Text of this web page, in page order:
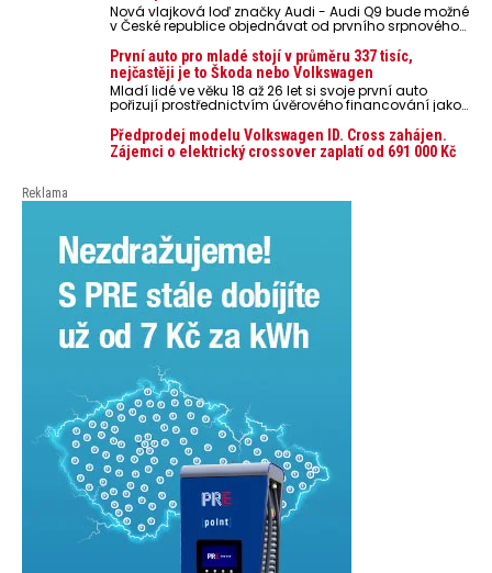
zvýšit riziko požáru.
Nová vlajková loď značky Audi - Audi Q9 bude možné
v České republice objednávat od prvního srpnového
První auto pro mladé stojí v průměru 337 tisíc,
nejčastěji je to Škoda nebo Volkswagen
Mladí lidé ve věku 18 až 26 let si svoje první auto
pořizují prostřednictvím úvěrového financování jako
auto. Průměrná pořizovací cena vozu dosahuje 337
tisíc korun a průměrná financovaná částka
přesahuje 251 tisíc korun. Vyplývá to z dat Leasingu
Předprodej modelu Volkswagen ID. Cross zahájen.
Zájemci o elektrický crossover zaplatí od 691 000 Kč
Reklama